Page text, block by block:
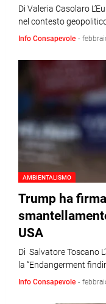
Di Valeria Casolaro
nel contesto
Info Consapevole -
AMBIENTALISMO
Trump ha
USA
Di Salvatore Toscano
la “Endangerment
Info Consapevole -